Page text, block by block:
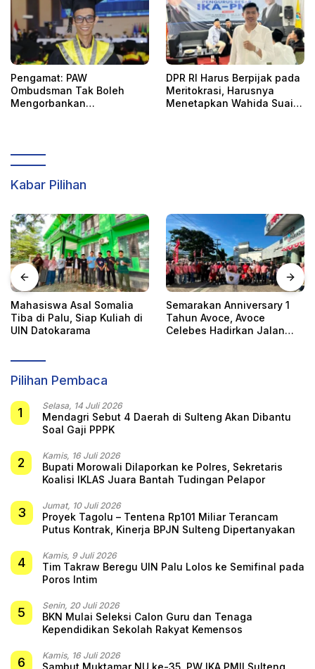
Pengamat: PAW
Ombudsman Tak Boleh
Mengorbankan
DPR RI Harus Berpijak pada
Meritokrasi, Harusnya
Menetapkan Wahida Suaib
Kabar Pilihan
Semarakan Anniversary 1
Tahun Avoce, Avoce
Celebes Hadirkan Jalan
Kapolda Sulteng Serahkan
116 Personel kepada
Kapolres Banggai Laut
Pilihan Pembaca
1 Selasa, 14 Juli 2026
Mendagri Sebut 4 Daerah di Sulteng Akan Dibantu
Soal Gaji PPPK
2 Kamis, 16 Juli 2026
Bupati Morowali Dilaporkan ke Polres, Sekretaris
Koalisi IKLAS Juara Bantah Tudingan Pelapor
3 Jumat, 10 Juli 2026
Proyek Tagolu – Tentena Rp101 Miliar Terancam
Putus Kontrak, Kinerja BPJN Sulteng Dipertanyakan
4 Kamis, 9 Juli 2026
Tim Takraw Beregu UIN Palu Lolos ke Semifinal pada
Poros Intim
5 Senin, 20 Juli 2026
BKN Mulai Seleksi Calon Guru dan Tenaga
Kependidikan Sekolah Rakyat Kemensos
6 Kamis, 16 Juli 2026
Sambut Muktamar NU ke-35, PW IKA PMII Sulteng